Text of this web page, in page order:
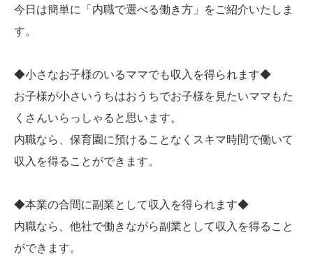
今日は簡単に「内職で選べる働き方」をご紹介いたしま
す。
◆小さなお子様のいるママでも収入を得られます◆
お子様が小さいうちはおうちでお子様を見たいママもた
くさんいらっしゃると思います。
内職なら、保育園に預けることなくスキマ時間で働いて
収入を得ることができます。
◆本業の合間に副業として収入を得られます◆
内職なら、他社で働きながら副業として収入を得ること
ができます。